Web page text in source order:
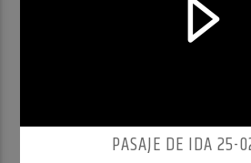
PASAJE DE IDA 25-